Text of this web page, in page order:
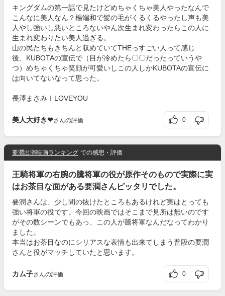
キングダムの第一話で見たけどめちゃくちゃ美人やったなんで
こんなに美人なん？楊端和で髪の毛がくるくるやったし声も美
人やし強いし悪いところないやん次生まれ変わったらこの人に
生まれ変わりたい美人過ぎる。
山の民たちもきちんと収めていてTHEっすごい人って感じ
後、KUBOTAの宣伝で（目が冷めたら〇〇だったっていうや
つ）めちゃくちゃ笑顔が可愛いしこの人しかKUBOTAの宣伝に
は向いてないなって思った。
長澤まさみＩLOVEYOU
美人大好き❤さんの評価 0
要潤出演映画ランキング での感想・評価
王騎将軍の右腕の騰将軍の役が原作そのもので実際に実
はお茶目な面がある要潤さんピッタリでした。
要潤さんは、少し間の抜けたところもあるけれど実はとっても
強い将軍の役です。今回の映画ではそこまで見所は無いのです
がその数シーンでもあっ、この人が騰将軍なんだなってわかり
ました。
本当はお茶目なのにシリアスな表情も出来てしまう普段の要潤
さんと役がマッチしていたと思います。
カム子さんの評価 0